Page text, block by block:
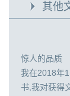
其他
惊人的品质
我在2018年
书,我对获得